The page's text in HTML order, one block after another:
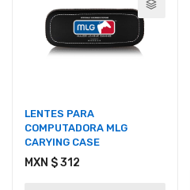
LENTES PARA
COMPUTADORA MLG
CARYING CASE
MXN $ 312